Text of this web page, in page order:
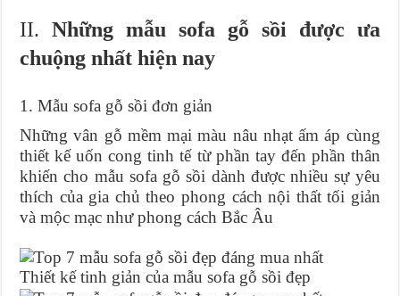
II.Những mẫu sofa gỗ sồi được ưa
chuộng nhất hiện nay
1. Mẫu sofa gỗ sồi đơn giản
Những vân gỗ mềm mại màu nâu nhạt ấm áp cùng
thiết kế uốn cong tinh tế từ phần tay đến phần thân
khiến cho mẫu sofa gỗ sồi dành được nhiều sự yêu
thích của gia chủ theo phong cách nội thất tối giản
và mộc mạc như phong cách Bắc Âu
Thiết kế tinh giản của mẫu sofa gỗ sồi đẹp